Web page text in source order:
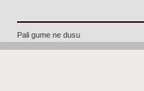
Pali gume ne dusu